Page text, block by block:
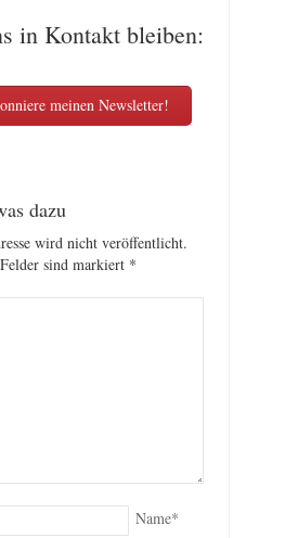
in Kontakt bleiben:
meinen Newsletter!
dazu
wird nicht veröffentlicht.
sind markiert *
Name*